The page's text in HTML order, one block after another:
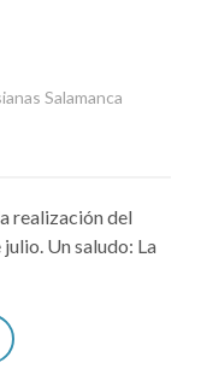
Salamanca
realización del
Un saludo: La